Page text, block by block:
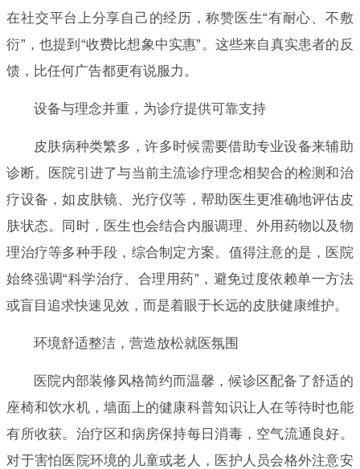
在社交平台上分享自己的经历，称赞医生“有耐心、不敷
衍”，也提到“收费比想象中实惠”。这些来自真实患者的反
馈，比任何广告都更有说服力。
设备与理念并重，为诊疗提供可靠支持
皮肤病种类繁多，许多时候需要借助专业设备来辅助
诊断。医院引进了与当前主流诊疗理念相契合的检测和治
疗设备，如皮肤镜、光疗仪等，帮助医生更准确地评估皮
肤状态。同时，医生也会结合内服调理、外用药物以及物
理治疗等多种手段，综合制定方案。值得注意的是，医院
始终强调“科学治疗、合理用药”，避免过度依赖单一方法
或盲目追求快速见效，而是着眼于长远的皮肤健康维护。
环境舒适整洁，营造放松就医氛围
医院内部装修风格简约而温馨，候诊区配备了舒适的
座椅和饮水机，墙面上的健康科普知识让人在等待时也能
有所收获。治疗区和病房保持每日消毒，空气流通良好。
对于害怕医院环境的儿童或老人，医护人员会格外注意安